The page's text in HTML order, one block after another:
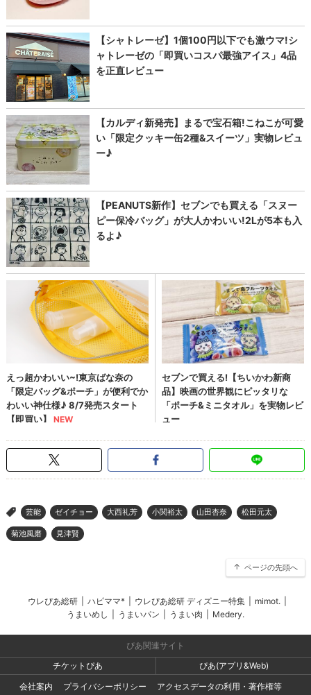
> 芸能 ゼイチョー 大西礼芳 小関裕太 山田杏奈 松田元太
菊池風磨 見津賢
ページの先頭へ
ウレぴあ総研 ハピママ* ウレぴあ総研 ディズニー特集 mimot.
うまいめし
うまいパン うまい肉 Medery.
ぴあ関連サイト
チケットぴあ
ぴあ(アプリ&Web)
会社案内
プライバシーポリシー アクセスデータの利用・著作権等